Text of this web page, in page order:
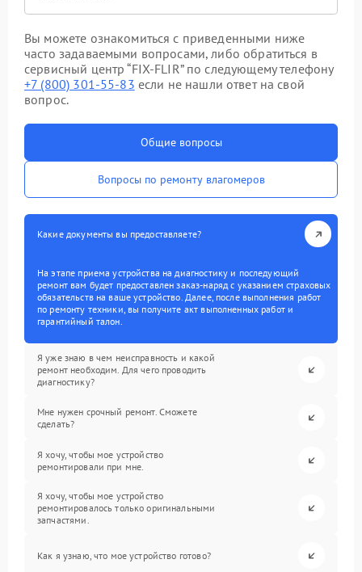
Вы можете ознакомиться с приведенными ниже
часто задаваемыми вопросами, либо обратиться в
сервисный центр “FIX-FLIR” по следующему телефону
+7 (800) 301-55-83 если не нашли ответ на свой
вопрос.
Общие вопросы
Вопросы по ремонту влагомеров
Какие документы вы предоставляете?
На этапе приема устройства на диагностику и последующий
ремонт вам будет предоставлен заказ-наряд с указанием страховых
обязательств на ваше устройство. Далее, после выполнения работ
по ремонту техники, вы получите акт выполненных работ и
гарантийный талон.
Я уже знаю в чем неисправность и какой
ремонт необходим. Для чего проводить
диагностику?
Мне нужен срочный ремонт. Сможете
сделать?
Я хочу, чтобы мое устройство
ремонтировали при мне.
Я хочу, чтобы мое устройство
ремонтировалось только оригинальными
запчастями.
Как я узнаю, что мое устройство готово?